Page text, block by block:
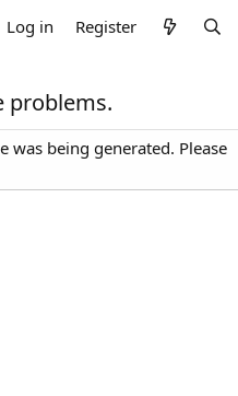
Log in Register
problems.
was being generated. Please